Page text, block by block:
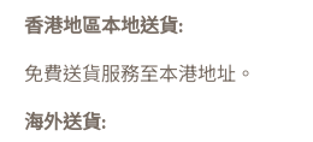
香港地區本地送貨:
免費送貨服務至本港地址。
海外送貨: